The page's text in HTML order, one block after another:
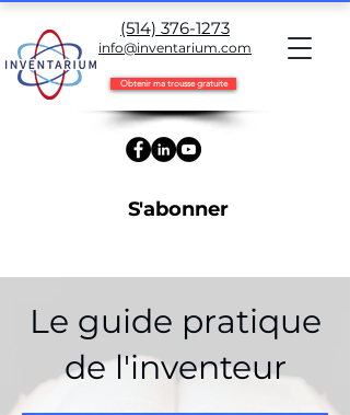
(514) 376-1273
info@inventarium.com
S'abonner
Obtenir ma trousse gratuite
Le guide pratique
de l'inventeur